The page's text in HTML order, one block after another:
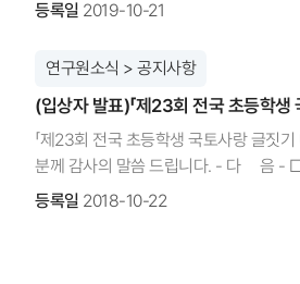
총연장을 의미함 □ (도로 인프라 투자
로 급격히 감소했으나 여전히 OECD
0.1%p 감소할 때 우리나라는 0.2%p로
transport infrastructure)에는 철도, 도
승용차는 3.2분 단축되었지만, 양 수단
양 수단의 권역 간 격차는 존재하며 모
장려상, 입선은 첨부파일 참조​ 구분 지도교사 학교 국토교통부장관상 (2인) 김O​​원 교사 중동초등학교 ​(부천) ​ 이O​​희 교사 영신초등학교 ​(대구) 구분 학교 대상 (1개교)
국토교통부장관상 대구산격초등학교금
(3개교) 국토연구원장상 영신초등학
기획경영본부 홍보출판팀 (044-960-
중 참석을 희망하시는 분은 아래 문의
등록일 2019-10-21
연구원소식 > 공지사항
(입상자 발표)「제23회 전국 초등학생
「제23회 전국 초등학생 국토사랑 글짓
분께 감사의 말씀 드립니다. - 다 음 - □ 입상자 명단 구분 학년 수상자 제목 학교 대상 국토교통부장관상 1 박○겸 반
국토연구원장상 3 김○윤 안녕, 나의 작
등록일 2018-10-22